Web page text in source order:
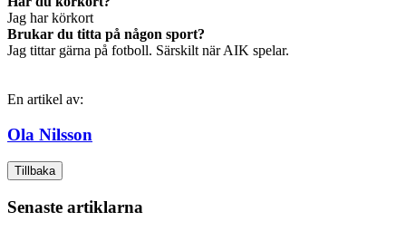
Jag har körkort
Brukar du titta på någon sport?
Jag tittar gärna på fotboll. Särskilt när AIK spelar.
En artikel av:
Ola Nilsson
Tillbaka
Senaste artiklarna